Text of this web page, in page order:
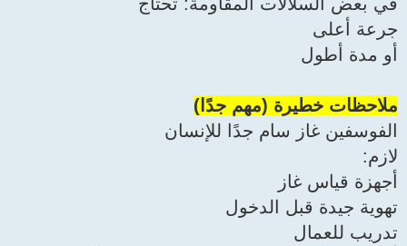
جرعة أعلى
أو مدة أطول
ملاحظات خطيرة (مهم جدًا)
الفوسفين غاز سام جدًا للإنسان
لازم:
أجهزة قياس غاز
تهوية جيدة قبل الدخول
تدريب للعمال